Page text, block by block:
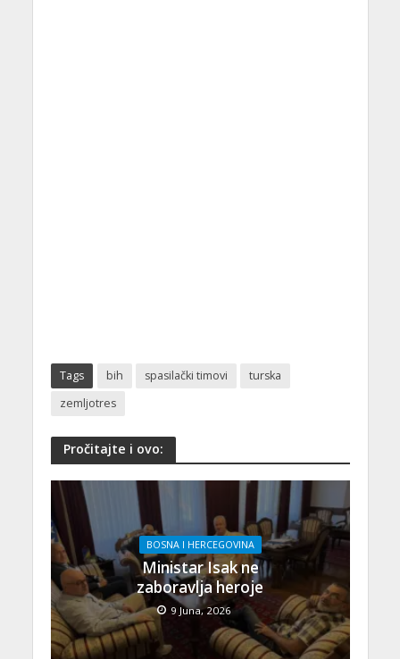
Tags bih spasilački timovi
turska
zemljotres
Pročitajte i ovo:
BOSNA I HERCEGOVINA
Ministar Isak ne
zaboravlja heroje
9 Juna, 2026